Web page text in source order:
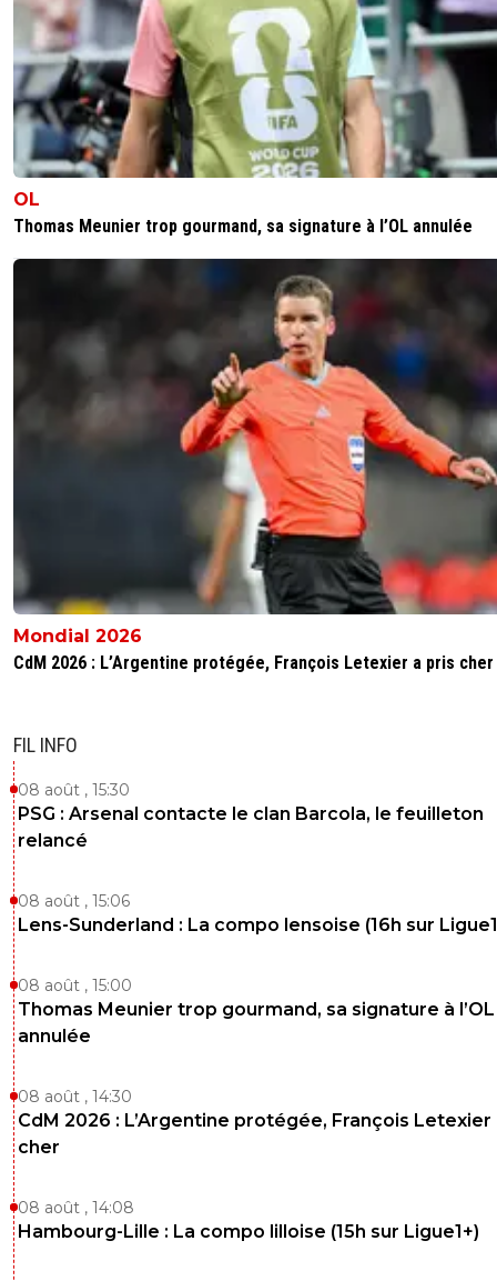
OL
Thomas Meunier trop gourmand, sa signature à l’OL annulée
Mondial 2026
CdM 2026 : L’Argentine protégée, François Letexier a pris cher
FIL INFO
08 août , 15:30
PSG : Arsenal contacte le clan Barcola, le feuilleton
relancé
08 août , 15:06
Lens-Sunderland : La compo lensoise (16h sur
08 août , 15:00
Thomas Meunier trop gourmand, sa signature à l’OL
annulée
08 août , 14:30
CdM 2026 : L’Argentine protégée, François Letexier
cher
08 août , 14:08
Hambourg-Lille : La compo lilloise (15h sur Ligue1+)